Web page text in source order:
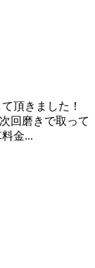
頂きました！
回磨きで取って
金...